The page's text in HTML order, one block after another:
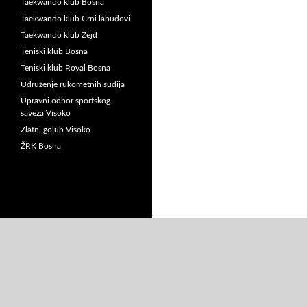
Taekwando klub Bosna
Taekwando klub Crni labudovi
Taekwando klub Zejd
Teniski klub Bosna
Teniski klub Royal Bosna
Udruženje rukometnih sudija
Upravni odbor sportskog
saveza Visoko
Zlatni golub Visoko
ŽRK Bosna